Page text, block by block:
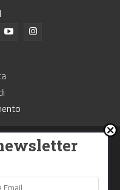
all'Unione Stampa
- USPI
N.4993 del 15 giugno 1982
Nowhere